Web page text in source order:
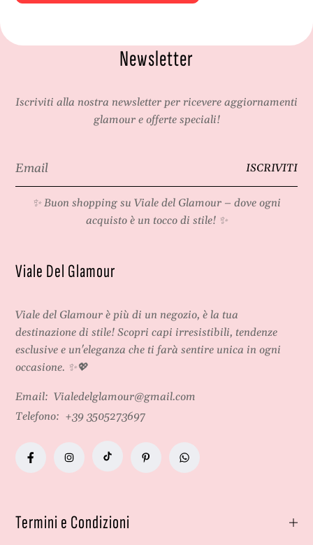
Newsletter
Iscriviti alla nostra newsletter per ricevere aggiornamenti
glamour e offerte speciali!
ISCRIVITI
✨ Buon shopping su Viale del Glamour – dove ogni
acquisto è un tocco di stile! ✨
Viale Del Glamour
Viale del Glamour è più di un negozio, è la tua
destinazione di stile! Scopri capi irresistibili, tendenze
esclusive e un'eleganza che ti farà sentire unica in ogni
occasione. ✨💖
Email: Vialedelglamour@gmail.com
Telefono: +39 3505273697
Termini e Condizioni